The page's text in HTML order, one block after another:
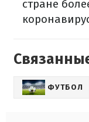
стране
ФУТБОЛ